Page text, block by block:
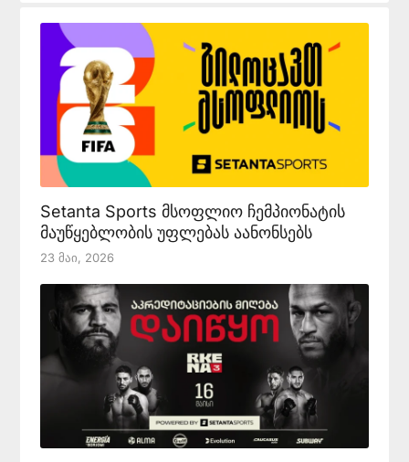
Setanta Sports მსოფლიო ჩემპიონატის
მაუწყებლობის უფლებას აანონსებს
23 Მაი, 2026